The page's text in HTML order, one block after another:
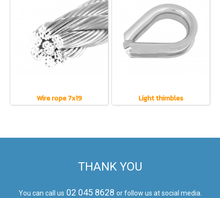
Wire rope 7x19 Light thimbles
THANK YOU
You can call us 02 045 8628 or follow us at social media.